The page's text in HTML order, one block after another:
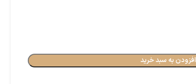
افزودن به سبد خرید